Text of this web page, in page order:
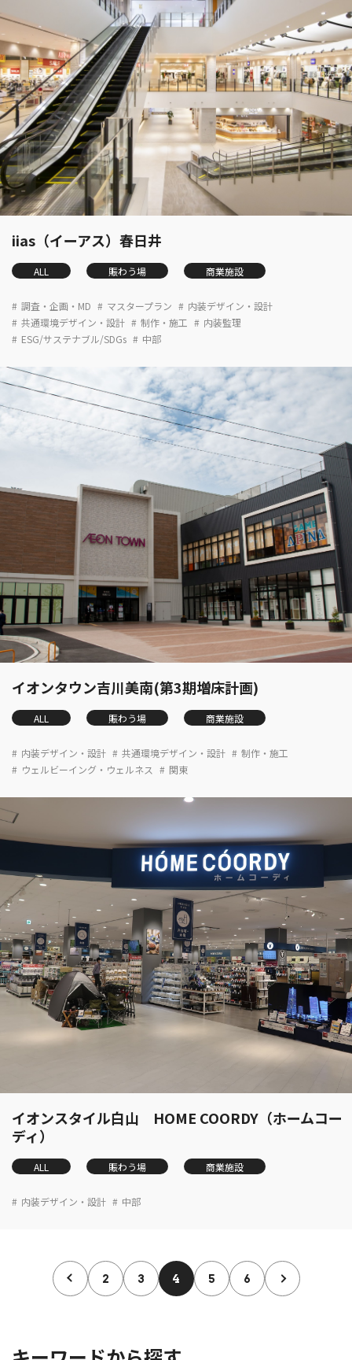
iias（イーアス）春日井
ALL 賑わう場 商業施設
調査・企画・MD マスタープラン
内装デザイン・設計
共通環境デザイン・設計
制作・施工
内装監理
ESG/サステナブル/SDGs
中部
イオンタウン吉川美南(第3期増床計画)
ALL 賑わう場 商業施設
内装デザイン・設計 共通環境デザイン・設計
制作・施工
ウェルビーイング・ウェルネス
関東
イオンスタイル白山 HOME COORDY（ホームコー
ディ）
ALL 賑わう場 商業施設
内装デザイン・設計 中部
2 3 4 5 6